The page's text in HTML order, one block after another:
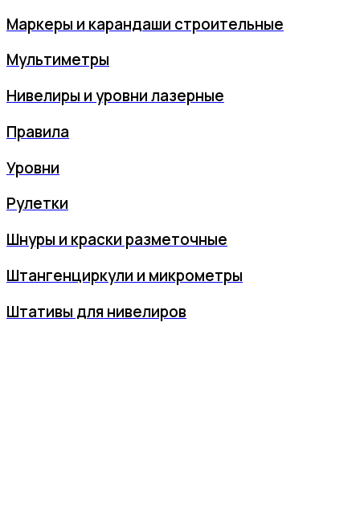
Маркеры и карандаши строительные
Мультиметры
Нивелиры и уровни лазерные
Правила
Уровни
Рулетки
Шнуры и краски разметочные
Штангенциркули и микрометры
Штативы для нивелиров